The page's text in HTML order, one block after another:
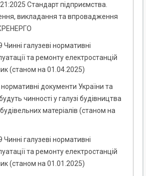
Стандарт підприємства.
викладання та впровадження
галузеві нормативні
та ремонту електростанцій
(станом на 01.04.2025)
нормативні документи України та
чинності у галузі будівництва
матеріалів (станом на
галузеві нормативні
та ремонту електростанцій
(станом на 01.01.2025)